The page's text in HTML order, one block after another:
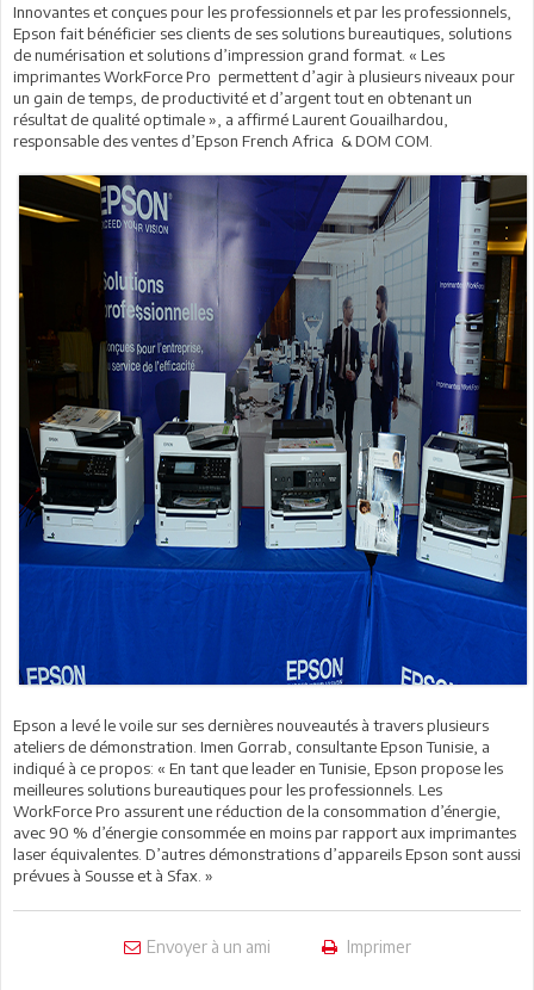
Innovantes et conçues pour les professionnels et par les professionnels,
Epson fait bénéficier ses clients de ses solutions bureautiques, solutions
de numérisation et solutions d’impression grand format. « Les
imprimantes WorkForce Pro permettent d’agir à plusieurs niveaux pour
un gain de temps, de productivité et d’argent tout en obtenant un
résultat de qualité optimale », a affirmé Laurent Gouailhardou,
responsable des ventes d’Epson French Africa & DOM COM.
Epson a levé le voile sur ses dernières nouveautés à travers plusieurs
ateliers de démonstration. Imen Gorrab, consultante Epson Tunisie, a
indiqué à ce propos: « En tant que leader en Tunisie, Epson propose les
meilleures solutions bureautiques pour les professionnels. Les
WorkForce Pro assurent une réduction de la consommation d’énergie,
avec 90 % d’énergie consommée en moins par rapport aux imprimantes
laser équivalentes. D’autres démonstrations d’appareils Epson sont aussi
prévues à Sousse et à Sfax. »
Envoyer à un ami Imprimer